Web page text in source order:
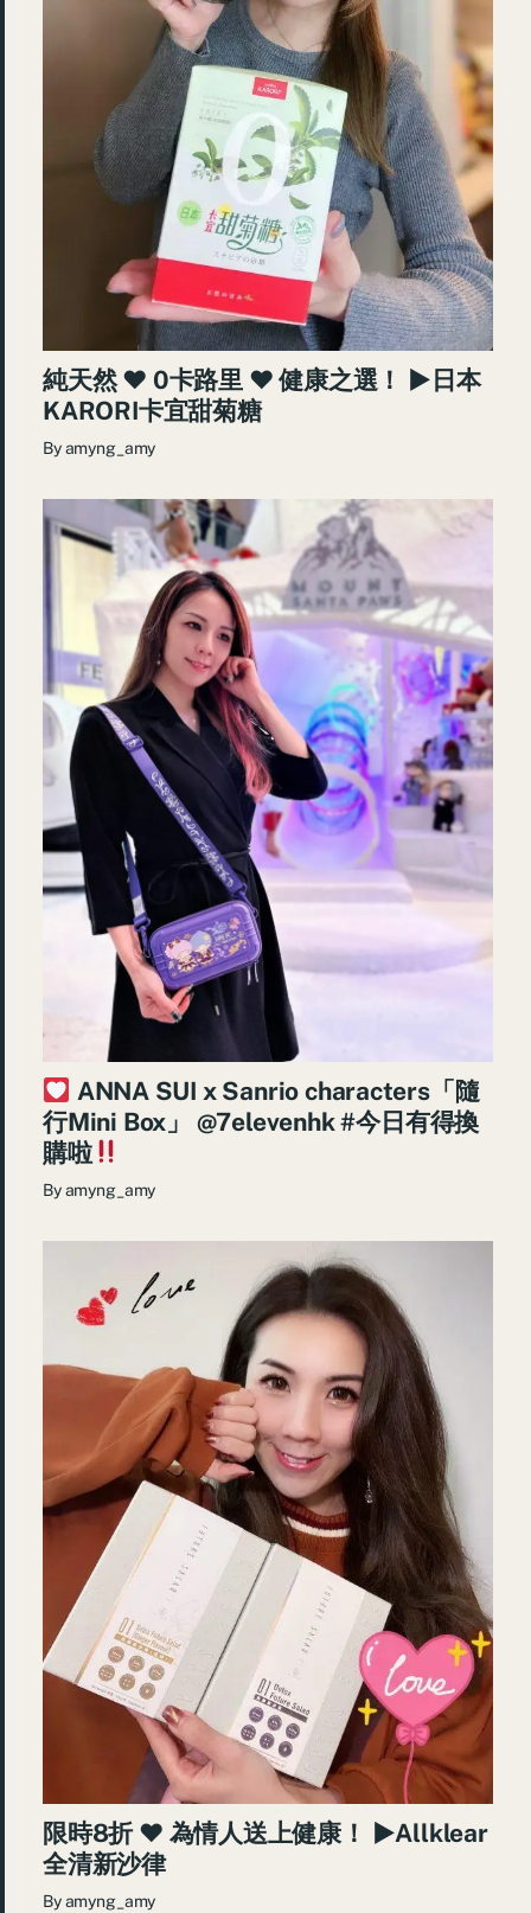
純天然 ♥ 0卡路里 ♥ 健康之選！ ►日本
KARORI卡宜甜菊糖
Byamyng_amy
ANNA SUI x Sanrio characters「隨
行Mini Box」 @7elevenhk #今日有得換
購啦
Byamyng_amy
限時8折 ♥ 為情人送上健康！ ►Allklear
全清新沙律
Byamyng_amy